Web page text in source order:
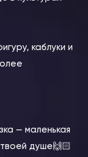
каблуки и
— маленькая
душе🙌🏻